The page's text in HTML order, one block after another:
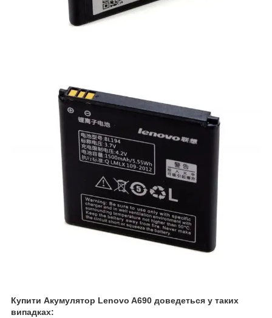
Купити Акумулятор Lenovo A690 доведеться у таких
випадках: